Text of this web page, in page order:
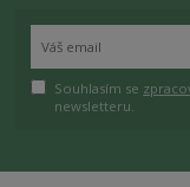
Souhlasím se
newsletteru.